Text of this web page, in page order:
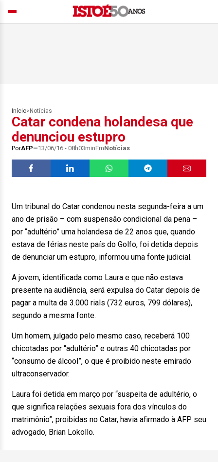
Início> Notícias
Catar condena holandesa que
denunciou estupro
PorAFP 13/06/16 - 08h03minEmNotícias
Um tribunal do Catar condenou nesta segunda-feira a um
ano de prisão – com suspensão condicional da pena –
por “adultério” uma holandesa de 22 anos que, quando
estava de férias neste país do Golfo, foi detida depois
de denunciar um estupro, informou uma fonte judicial.
A jovem, identificada como Laura e que não estava
presente na audiência, será expulsa do Catar depois de
pagar a multa de 3.000 rials (732 euros, 799 dólares),
segundo a mesma fonte.
Um homem, julgado pelo mesmo caso, receberá 100
chicotadas por “adultério” e outras 40 chicotadas por
“consumo de álcool”, o que é proibido neste emirado
ultraconservador.
Laura foi detida em março por “suspeita de adultério, o
que significa relações sexuais fora dos vínculos do
matrimônio”, proibidas no Catar, havia afirmado à AFP seu
advogado, Brian Lokollo.